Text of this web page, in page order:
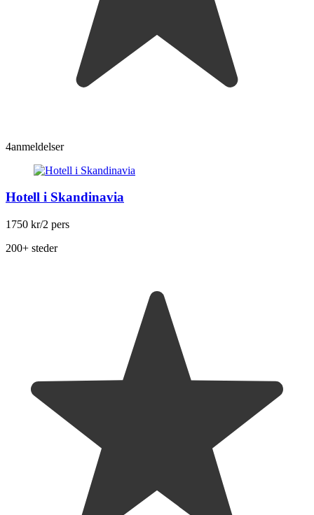
4anmeldelser
Hotell i Skandinavia
1750 kr/2 pers
200+ steder